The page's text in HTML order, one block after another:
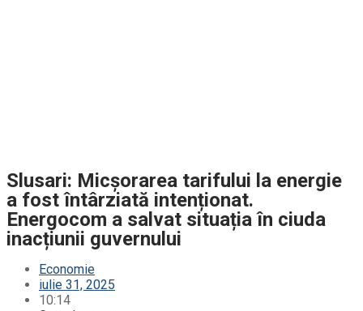
Slusari: Micșorarea tarifului la energie
a fost întârziată intenționat.
Energocom a salvat situația în ciuda
inacțiunii guvernului
Economie
iulie 31, 2025
10:14